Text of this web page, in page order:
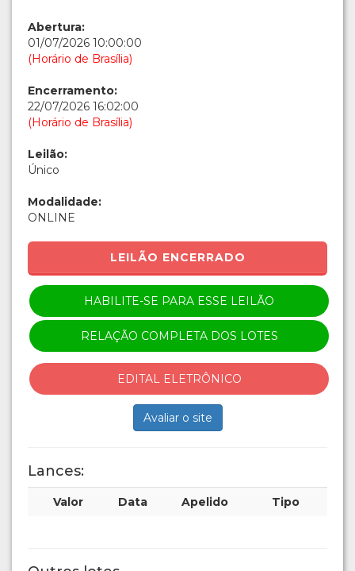
Abertura:
01/07/2026 10:00:00
(Horário de Brasília)
Encerramento:
22/07/2026 16:02:00
(Horário de Brasília)
Leilão:
Único
Modalidade:
ONLINE
LEILÃO ENCERRADO
HABILITE-SE PARA ESSE LEILÃO
RELAÇÃO COMPLETA DOS LOTES
EDITAL ELETRÔNICO
Avaliar o site
Lances:
Valor Data Apelido Tipo